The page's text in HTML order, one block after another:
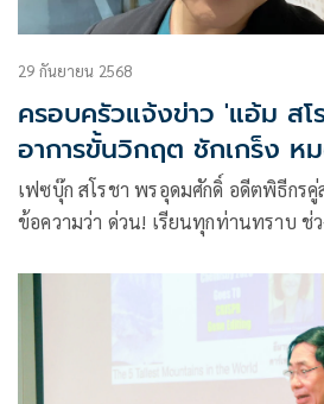
29 กันยายน 2568
ครอบครัวแจ้งข่าว 'แอ้ม สโ
อาการขั้นวิกฤต ชักเกร็ง ห
เฟซบุ๊ก สโรชา พรอุดมศักดิ์ อดีตพิธีกร
ข้อความว่า ด่วน! เรียนทุกท่านทราบ ช่วงบ่ายวันนี้คุณแอ้มได้ล้ม
ของร่างกาย มีอาการชักเกร็งและหมดสติ